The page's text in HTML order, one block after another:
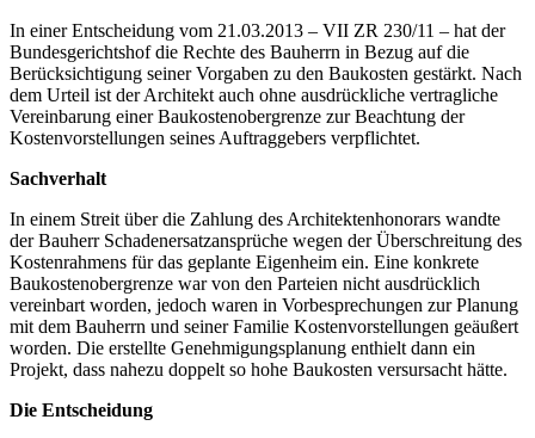
In einer Entscheidung vom 21.03.2013 – VII ZR 230/11 – hat der
Bundesgerichtshof die Rechte des Bauherrn in Bezug auf die
Berücksichtigung seiner Vorgaben zu den Baukosten gestärkt. Nach
dem Urteil ist der Architekt auch ohne ausdrückliche vertragliche
Vereinbarung einer Baukostenobergrenze zur Beachtung der
Kostenvorstellungen seines Auftraggebers verpflichtet.
Sachverhalt
In einem Streit über die Zahlung des Architektenhonorars wandte
der Bauherr Schadenersatzansprüche wegen der Überschreitung des
Kostenrahmens für das geplante Eigenheim ein. Eine konkrete
Baukostenobergrenze war von den Parteien nicht ausdrücklich
vereinbart worden, jedoch waren in Vorbesprechungen zur Planung
mit dem Bauherrn und seiner Familie Kostenvorstellungen geäußert
worden. Die erstellte Genehmigungsplanung enthielt dann ein
Projekt, dass nahezu doppelt so hohe Baukosten versursacht hätte.
Die Entscheidung